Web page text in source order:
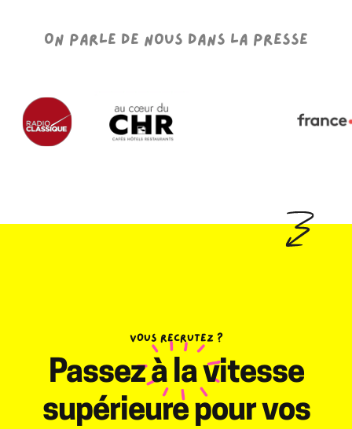
On parle de nous dans la presse
VOUS RECRUTEZ ?
Passez à la vitesse
supérieure pour vos